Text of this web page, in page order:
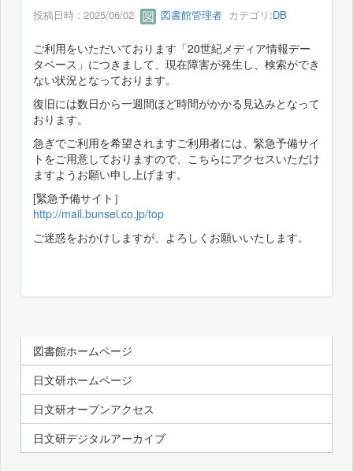
投稿日時 : 2025/06/02 図書館管理者 カテゴリ:DB
ご利用をいただいております「20世紀メディア情報デー
タベース」につきまして、現在障害が発生し、検索ができ
ない状況となっております。
復旧には数日から一週間ほど時間がかかる見込みとなって
おります。
急ぎでご利用を希望されますご利用者には、緊急予備サイ
トをご用意しておりますので、こちらにアクセスいただけ
ますようお願い申し上げます。
[緊急予備サイト］
http://mail.bunsei.co.jp/top
ご迷惑をおかけしますが、よろしくお願いいたします。
図書館ホームページ
日文研ホームページ
日文研オープンアクセス
日文研デジタルアーカイブ